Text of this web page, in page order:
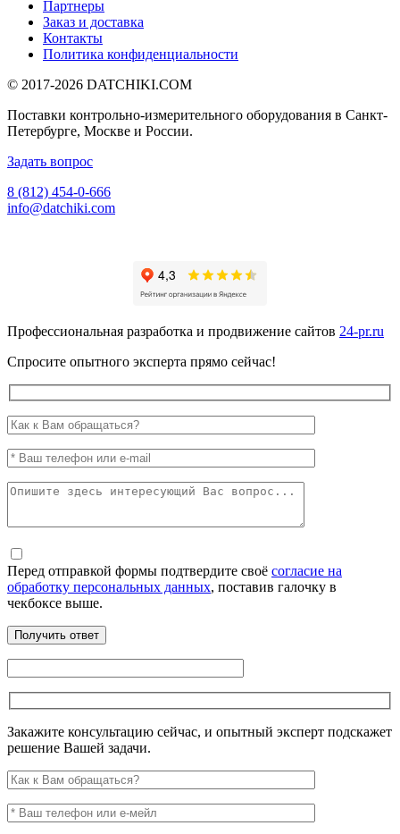
Партнеры
Заказ и доставка
Контакты
Политика конфиденциальности
© 2017-2026 DATCHIKI.COM
Поставки контрольно-измерительного оборудования в Санкт-
Петербурге, Москве и России.
Задать вопрос
8 (812) 454-0-666
info@datchiki.com
Профессиональная разработка и продвижение сайтов 24-pr.ru
Спросите опытного эксперта прямо сейчас!
Перед отправкой формы подтвердите своё согласие на
обработку персональных данных, поставив галочку в
чекбоксе выше.
Закажите консультацию сейчас, и опытный эксперт подскажет
решение Вашей задачи.